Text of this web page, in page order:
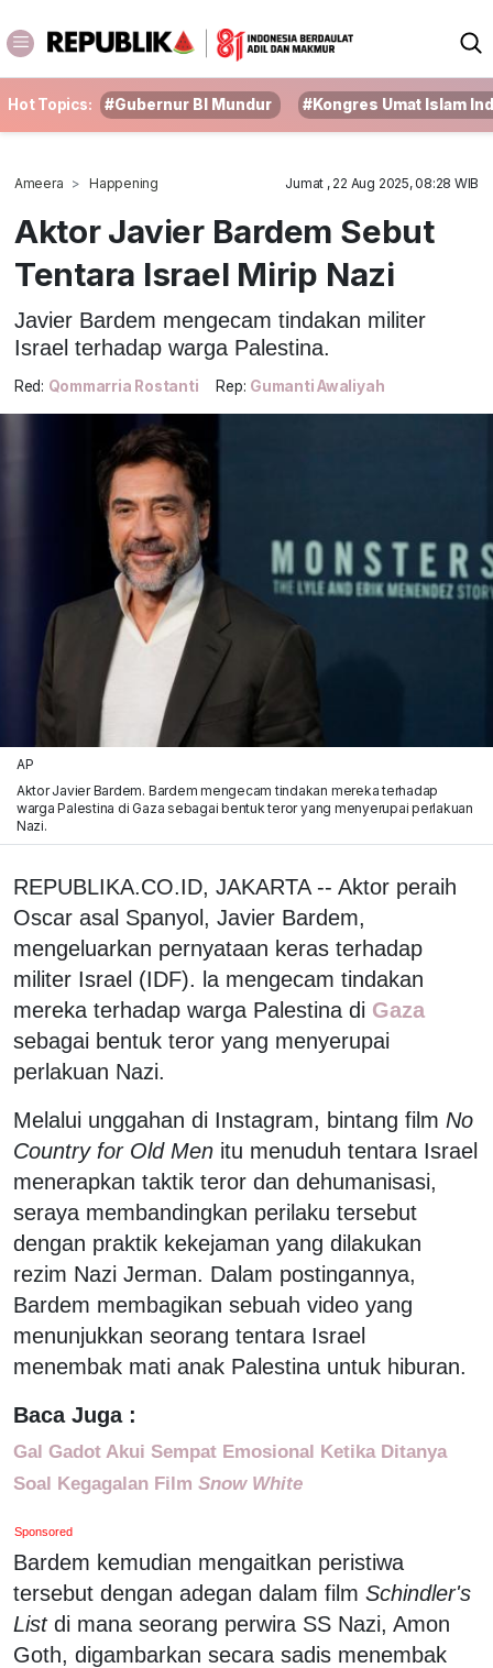
Hot Topics: #Gubernur BI Mundur #Kongres Umat Islam
Ameera Happening Jumat , 22 Aug 2025, 08:28 WIB
Aktor Javier Bardem Sebut
Tentara Israel Mirip Nazi
Javier Bardem mengecam tindakan militer
Israel terhadap warga Palestina.
Red: Qommarria Rostanti Rep: Gumanti Awaliyah
AP
Aktor Javier Bardem. Bardem mengecam tindakan mereka terhadap
warga Palestina di Gaza sebagai bentuk teror yang menyerupai perlakuan
Nazi.
REPUBLIKA.CO.ID, JAKARTA -- Aktor peraih
Oscar asal Spanyol, Javier Bardem,
mengeluarkan pernyataan keras terhadap
militer Israel (IDF). la mengecam tindakan
mereka terhadap warga Palestina di Gaza
sebagai bentuk teror yang menyerupai
perlakuan Nazi.
Melalui unggahan di Instagram, bintang film No
Country for Old Men itu menuduh tentara Israel
menerapkan taktik teror dan dehumanisasi,
seraya membandingkan perilaku tersebut
dengan praktik kekejaman yang dilakukan
rezim Nazi Jerman. Dalam postingannya,
Bardem membagikan sebuah video yang
menunjukkan seorang tentara Israel
menembak mati anak Palestina untuk hiburan.
Baca Juga :
Gal Gadot Akui Sempat Emosional Ketika Ditanya
Soal Kegagalan Film Snow White
Sponsored
Bardem kemudian mengaitkan peristiwa
tersebut dengan adegan dalam film Schindler's
List di mana seorang perwira SS Nazi, Amon
Goth, digambarkan secara sadis menembak